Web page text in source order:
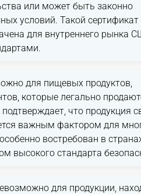
или может быть законно
условий. Такой сертификат
для внутреннего рынка
для пищевых продуктов,
которые легально
что продукция
важным фактором для
востребован в
высокого стандарта
для продукции,